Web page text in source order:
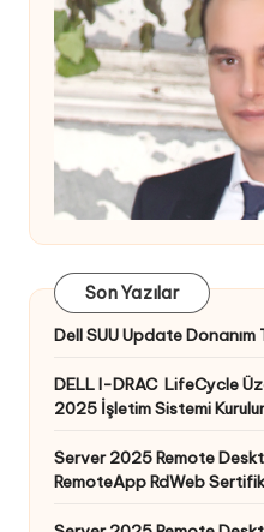
Son Yazılar
Dell SUU Update Donanım
DELL I-DRAC LifeCycle
2025 İşletim Sistemi
Server 2025 Remote
RemoteApp RdWeb